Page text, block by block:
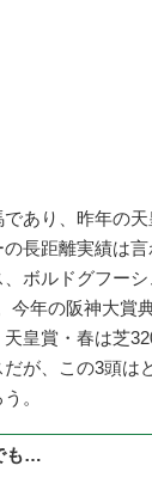
あり、昨年の
長距離実績は
ボルドグフー
今年の阪神大賞
皇賞・春は芝
が、この3頭は
。
も…